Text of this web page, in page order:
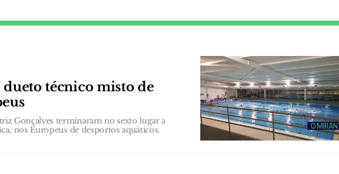
técnico misto de
Gonçalves terminaram no sexto lugar a
nos Europeus de desportos aquáticos.